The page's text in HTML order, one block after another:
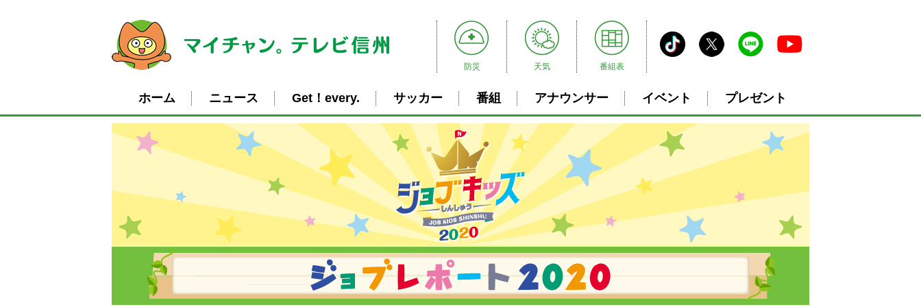
防災 天気 番組表
ホーム ニュース Get！every. サッカー 番組 アナウンサー イベント プレゼント